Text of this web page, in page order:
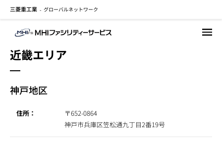
三菱重工業 - グローバルネットワーク
近畿エリア
神戸地区
住所：
〒652-0864
神戸市兵庫区笠松通九丁目2番19号